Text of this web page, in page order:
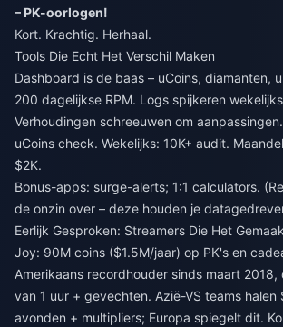
– PK-oorlogen!
Kort. Krachtig. Herhaal.
Tools Die Echt Het Verschil Maken
Dashboard is de baas – uCoins, diamanten,
200 dagelijkse RPM. Logs spijkeren
Verhoudingen schreeuwen om
uCoins check. Wekelijks: 10K+ audit.
$2K.
Bonus-apps: surge-alerts; 1:1 calculators.
de onzin over – deze houden je
Eerlijk Gesproken: Streamers Die Het
Joy: 90M coins ($1.5M/jaar) op PK's en
Amerikaans recordhouder sinds maart 2018,
van 1 uur + gevechten. Azië-VS teams halen
avonden + multipliers; Europa spiegelt dit.